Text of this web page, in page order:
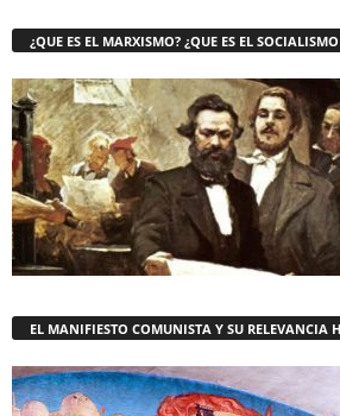
¿QUE ES EL MARXISMO? ¿QUE ES EL
EL MANIFIESTO COMUNISTA Y SU RELEVANCIA